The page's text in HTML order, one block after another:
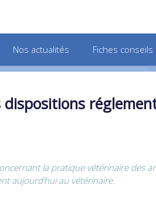
Nos actualités Fiches conseils
la pratique vétérinaire des
aujourd’hui au vétérinaire.